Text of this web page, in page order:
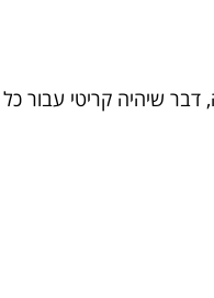
דבר שיהיה קריטי עבור